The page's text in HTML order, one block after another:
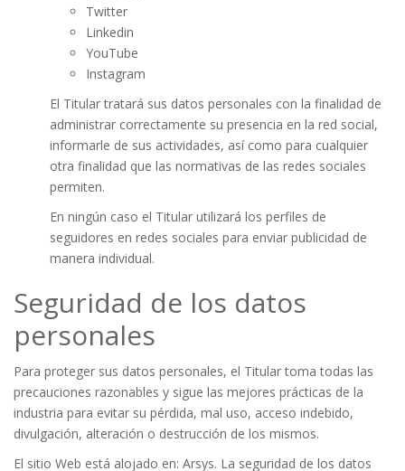
Twitter
Linkedin
YouTube
Instagram
El Titular tratará sus datos personales con la finalidad de
administrar correctamente su presencia en la red social,
informarle de sus actividades, así como para cualquier
otra finalidad que las normativas de las redes sociales
permiten.
En ningún caso el Titular utilizará los perfiles de
seguidores en redes sociales para enviar publicidad de
manera individual.
Seguridad de los datos
personales
Para proteger sus datos personales, el Titular toma todas las
precauciones razonables y sigue las mejores prácticas de la
industria para evitar su pérdida, mal uso, acceso indebido,
divulgación, alteración o destrucción de los mismos.
El sitio Web está alojado en: Arsys. La seguridad de los datos